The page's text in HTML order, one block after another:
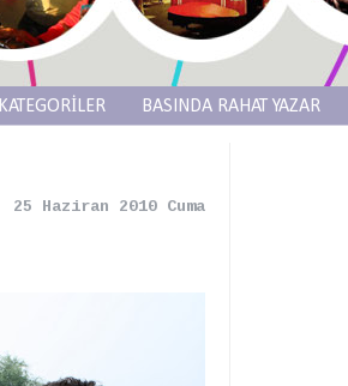
KATEGORİLER BASINDA RAHAT YAZAR
25 Haziran 2010 Cuma